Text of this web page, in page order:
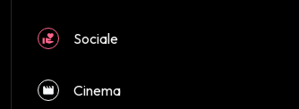
Sociale
Cinema